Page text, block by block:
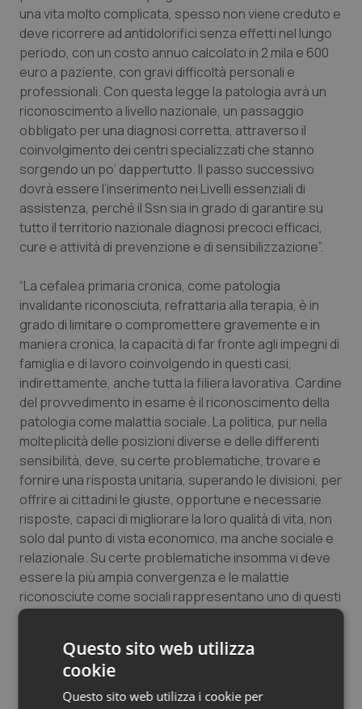
Veneto
Oncoematologia
Oncologia & Nutrizione
Psoriasi & pelle
Quotidiano Cardiologia
Quotidiano Chirurgia
Quotidiano Oncologia
Quotidiano Pediatria
Rene & patologie urogenitali
Salute orale & impianti
Sangue & coagulazione
Tiroide
Tumore al seno
Tumore ovarico
Tumori del Polmone & Testa Collo
Ulcera & Reflusso
Vaccini
una vita molto complicata, spesso non viene creduto e
deve ricorrere ad antidolorifici senza effetti nel lungo
periodo, con un costo annuo calcolato in 2 mila e 600
euro a paziente, con gravi difficoltà personali e
professionali. Con questa legge la patologia avrà un
riconoscimento a livello nazionale, un passaggio
obbligato per una diagnosi corretta, attraverso il
coinvolgimento dei centri specializzati che stanno
sorgendo un po’ dappertutto. Il passo successivo
dovrà essere l’inserimento nei Livelli essenziali di
assistenza, perché il Ssn sia in grado di garantire su
tutto il territorio nazionale diagnosi precoci efficaci,
cure e attività di prevenzione e di sensibilizzazione”.
“La cefalea primaria cronica, come patologia
invalidante riconosciuta, refrattaria alla terapia, è in
grado di limitare o compromettere gravemente e in
maniera cronica, la capacità di far fronte agli impegni di
famiglia e di lavoro coinvolgendo in questi casi,
indirettamente, anche tutta la filiera lavorativa. Cardine
del provvedimento in esame è il riconoscimento della
patologia come malattia sociale. La politica, pur nella
molteplicità delle posizioni diverse e delle differenti
sensibilità, deve, su certe problematiche, trovare e
fornire una risposta unitaria, superando le divisioni, per
offrire ai cittadini le giuste, opportune e necessarie
risposte, capaci di migliorare la loro qualità di vita, non
solo dal punto di vista economico, ma anche sociale e
relazionale. Su certe problematiche insomma vi deve
essere la più ampia convergenza e le malattie
riconosciute come sociali rappresentano uno di questi
casi. Il MoVimento 5 Stelle ha fatto dei bisogni e della
principio fondante e non può che dare a questo
provvedimento un voto favorevole per il dovuto
rispetto e riconoscimento a chi veramente soffre e la
Questo sito web utilizza
cookie
Questo sito web utilizza i cookie per